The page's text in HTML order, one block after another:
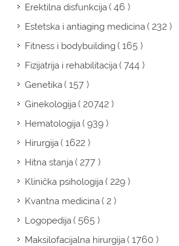
Erektilna disfunkcija( 46 )
Estetska i antiaging medicina( 232 )
Fitness i bodybuilding( 165 )
Fizijatrija i rehabilitacija( 744 )
Genetika( 157 )
Ginekologija( 20742 )
Hematologija( 939 )
Hirurgija( 1622 )
Hitna stanja( 277 )
Klinička psihologija( 229 )
Kvantna medicina( 2 )
Logopedija( 565 )
Maksilofacijalna hirurgija( 1760 )